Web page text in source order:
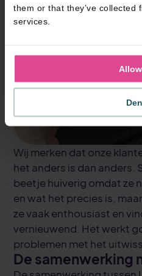
them or that they’ve collected
services.
Wij merken dat onze
het anders is dan anders.
beetje huiverig omdat ze
en wat het precies is,
ze vaak enthousiast en
vernieuwend. Het werkt
problemen met het
De samenwerking